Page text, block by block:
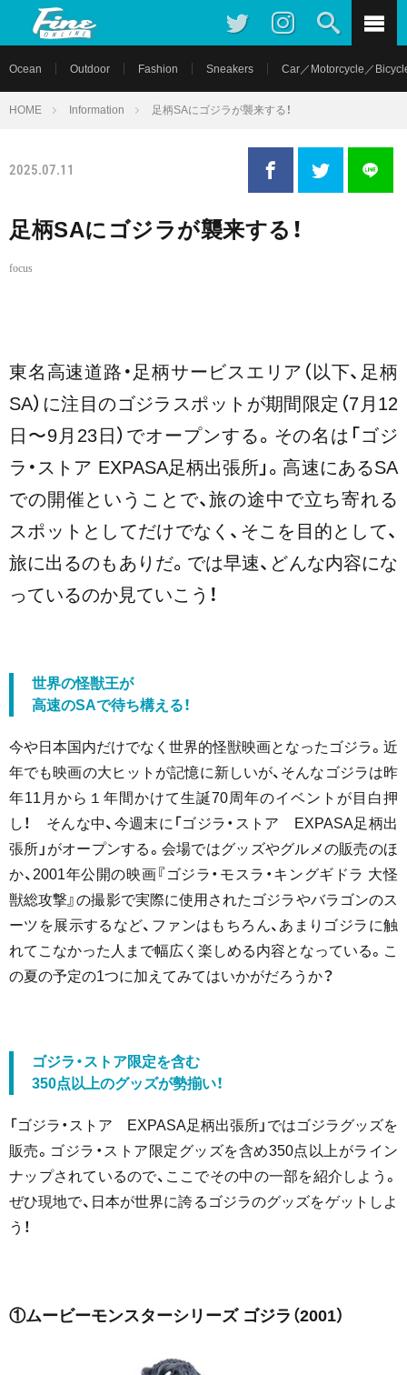
Ocean Outdoor Fashion Sneakers Car／Motorcycle／
HOME Information 足柄SAにゴジラが襲来する！
2025.07.11
足柄SAにゴジラが襲来する！
focus
東名高速道路・足柄サービスエリア（以下、足柄
SA）に注目のゴジラスポットが期間限定（7月12
日〜9月23日）でオープンする。その名は 「ゴジ
ラ・ストア EXPASA足柄出張所」。高速にあるSA
での開催ということで、旅の途中で立ち寄れる
スポットとしてだけでなく、そこを目的として、
旅に出るのもありだ。では早速、どんな内容にな
っているのか見ていこう！
世界の怪獣王が
高速のSAで待ち構える！
今や日本国内だけでなく世界的怪獣映画となったゴジラ。近
年でも映画の大ヒットが記憶に新しいが、そんなゴジラは昨
年11月から１年間かけて生誕70周年のイベントが目白押
し！ そんな中、今週末に「ゴジラ・ストア EXPASA足柄出
張所」がオープンする。会場ではグッズやグルメの販売のほ
か、2001年公開の映画『ゴジラ・モスラ・キングギドラ 大怪
獣総攻撃』の撮影で実際に使用されたゴジラやバラゴンのス
ーツを展示するなど、ファンはもちろん、あまりゴジラに触
れてこなかった人まで幅広く楽しめる内容となっている。こ
の夏の予定の1つに加えてみてはいかがだろうか？
ゴジラ・ストア限定を含む
350点以上のグッズが勢揃い！
「ゴジラ・ストア EXPASA足柄出張所」ではゴジラグッズを
販売。ゴジラ・ストア限定グッズを含め350点以上がライン
ナップされているので、ここでその中の一部を紹介しよう。
ぜひ現地で、日本が世界に誇るゴジラのグッズをゲットしよ
う！
①ムービーモンスターシリーズ ゴジラ（2001）